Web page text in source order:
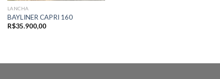
LANCHA
BAYLINER CAPRI 160
R$35.900,00